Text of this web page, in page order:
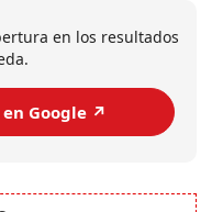
en los resultados
Google ↗️